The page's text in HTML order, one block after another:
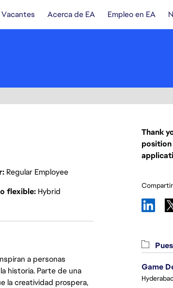
Vacantes Acerca de EA Empleo en EA
Regular Employee
flexible Hybrid
a personas
historia. Parte de una
la creatividad prospera,
Thank
Game